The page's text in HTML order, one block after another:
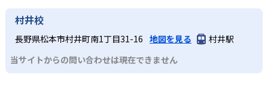
村井校
長野県松本市村井町南1丁目31-16 地図を見る
村井駅
当サイトからの問い合わせは現在できません